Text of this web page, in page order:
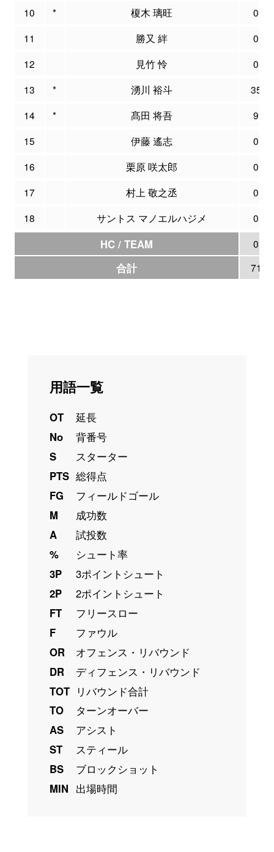
10 * 榎木 璃旺
0
11
勝又 絆
0
12
見竹 怜
0
13
* 湧川 裕斗
35
14
* 髙田 将吾
9
15
伊藤 遙志
0
16
栗原 咲太郎
0
17
村上 敬之丞
0
18
サントス マノエルハジメ 0
HC / TEAM 0
合計 71
用語一覧
OT
延長
No
背番号
S
スターター
PTS 総得点
FG
フィールドゴール
M
成功数
A
試投数
%
シュート率
3P
3ポイントシュート
2P
2ポイントシュート
FT
フリースロー
F
ファウル
OR
オフェンス・リバウンド
DR
ディフェンス・リバウンド
TOT リバウンド合計
TO
ターンオーバー
AS
アシスト
ST
スティール
BS
ブロックショット
MIN 出場時間